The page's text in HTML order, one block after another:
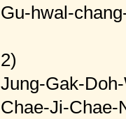
Gu-hwal-
2)
Jung-Gak-
Chae-Ji-Chae-